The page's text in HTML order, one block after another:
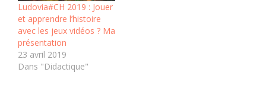
Ludovia#CH 2019 : Jouer
et apprendre l’histoire
avec les jeux vidéos ? Ma
présentation
23 avril 2019
Dans "Didactique"